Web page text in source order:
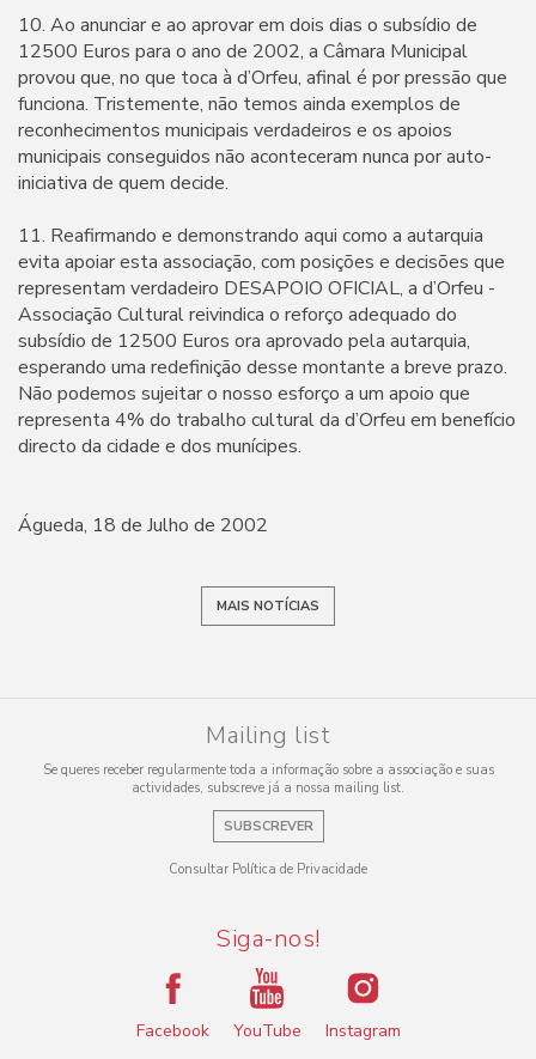
10. Ao anunciar e ao aprovar em dois dias o subsídio de
12500 Euros para o ano de 2002, a Câmara Municipal
provou que, no que toca à d’Orfeu, afinal é por pressão que
funciona. Tristemente, não temos ainda exemplos de
reconhecimentos municipais verdadeiros e os apoios
municipais conseguidos não aconteceram nunca por auto-
iniciativa de quem decide.
11. Reafirmando e demonstrando aqui como a autarquia
evita apoiar esta associação, com posições e decisões que
representam verdadeiro DESAPOIO OFICIAL, a d’Orfeu -
Associação Cultural reivindica o reforço adequado do
subsídio de 12500 Euros ora aprovado pela autarquia,
esperando uma redefinição desse montante a breve prazo.
Não podemos sujeitar o nosso esforço a um apoio que
representa 4% do trabalho cultural da d’Orfeu em benefício
directo da cidade e dos munícipes.
Águeda, 18 de Julho de 2002
MAIS NOTÍCIAS
Mailing list
Se queres receber regularmente toda a informação sobre a associação e suas
actividades, subscreve já a nossa mailing list.
SUBSCREVER
Consultar Política de Privacidade
Siga-nos!
Facebook YouTube Instagram